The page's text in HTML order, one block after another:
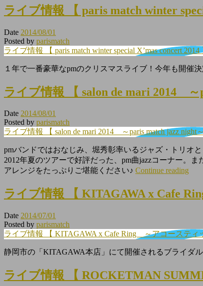
ライブ情報 【 paris match winter
Date 2014/08/01
Posted by parismatch
ライブ情報 【 paris match winter special X’mas concert 2014
１年で一番豪華なpmのクリスマスライブ！今年も開催決
ライブ情報 【 salon de mari 2014 ～
Date 2014/08/01
Posted by parismatch
ライブ情報 【 salon de mari 2014 ～paris match jazz night
pmバンドではおなじみ、堀秀彰率いるジャズ・トリオ
2012年夏のツアーで好評だった、pm曲jazzコーナー。
アレンジをたっぷりご堪能ください♪ Continue reading
ライブ情報 【 KITAGAWA x Cafe
Date 2014/07/01
Posted by parismatch
ライブ情報 【 KITAGAWA x Cafe Ring ～アコースティ
静岡市の「KITAGAWA本店」にて開催されるブライダ
ライブ情報 【 ROCKETMAN